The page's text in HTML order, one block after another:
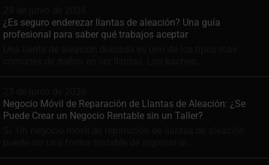
¿Es seguro enderezar llantas de aleación? Una guía
profesional para saber qué trabajos aceptar
Negocio Móvil de Reparación de Llantas de Aleación: ¿Se
Puede Crear un Negocio Rentable sin un Taller?